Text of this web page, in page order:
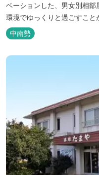
ベーションした、男女別相
環境でゆっくりと過ごすこと
中南勢